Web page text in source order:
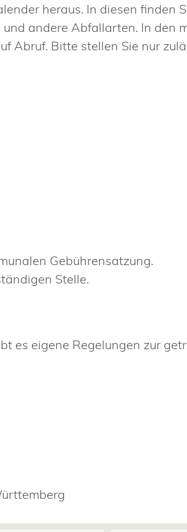
heraus. In diesen finden
andere Abfallarten. In den
Abruf. Bitte stellen Sie nur
Gebührensatzung.
Stelle.
es eigene Regelungen zur